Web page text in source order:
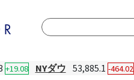
+19.08 NYダウ 53,885.1 -464.02